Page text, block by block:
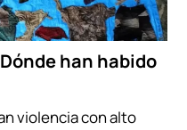
han habido
violencia con alto